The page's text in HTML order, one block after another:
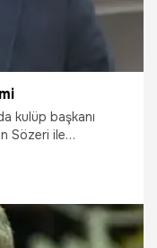
kulüp başkanı
Sözeri ile